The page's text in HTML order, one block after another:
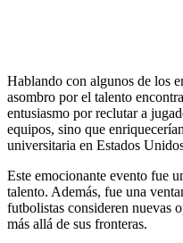
Hablando con algunos de los
asombro por el talento
entusiasmo por reclutar a
equipos, sino que
universitaria en Estados
Este emocionante evento fue
talento. Además, fue una
futbolistas consideren nuevas
más allá de sus fronteras.